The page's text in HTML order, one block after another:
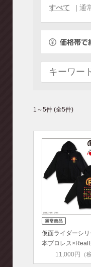
すべて | 通
1～5件 (全5件)
仮面ライダーシ
本プロレス
11,000円（